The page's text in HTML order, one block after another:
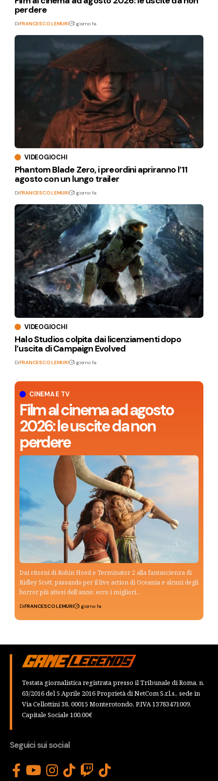
CINEMA E TV
Film al cinema ad agosto
2026: le uscite da non
perdere
Dai ritorni di Robin Hood e Terminator 2 alla fantascienza di
Ridley Scott, passando per il live action di Oceania e alcuni degli
horror più attesi dell’anno: ecco i migliori…
DiFRANCESCO LEMURI 1 giorno fa
perdere
DiFRANCESCO LEMURI 1 giorno fa
VIDEOGIOCHI
Phantom Blade Zero, i preordini apriranno l’11
agosto con un lungo trailer
DiFRANCESCO LEMURI 1 giorno fa
VIDEOGIOCHI
Halo Studios colpita dai licenziamenti dopo
l’uscita di Campaign Evolved
DiFRANCESCO LEMURI 1 giorno fa
Testata giornalistica registrata presso il Tribunale di Roma, n.
63/2016 del 5 Aprile 2016 Proprietà di NetCom S.r.l.s., sede in
Via Cellottini 38, 00015 Monterotondo, P.IVA 13783471009,
Capitale Sociale 100,00€
Seguici sui social